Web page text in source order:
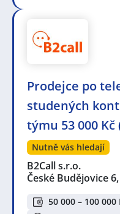
Prodejce po
studených
týmu 53 000 Kč
Nutně vás hledají
B2Call s.r.o.
České Budějovice
50 000 – 100 000